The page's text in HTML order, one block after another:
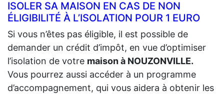
ISOLER SA MAISON EN CAS DE NON
ÉLIGIBILITÉ À L’ISOLATION POUR 1 EURO
Si vous n’êtes pas éligible, il est possible de
demander un crédit d’impôt, en vue d’optimiser
l’isolation de votre maison à NOUZONVILLE.
Vous pourrez aussi accéder à un programme
d’accompagnement, qui vous aidera à obtenir les